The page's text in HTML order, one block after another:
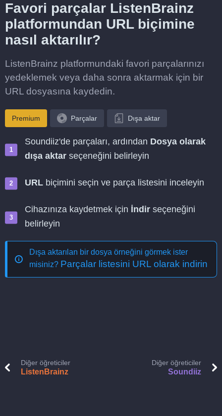
Favori parçalar ListenBrainz
platformundan URL biçimine
nasıl aktarılır?
ListenBrainz platformundaki favori parçalarınızı
yedeklemek veya daha sonra aktarmak için bir
URL dosyasına kaydedin.
Premium Parçalar Dışa aktar
Soundiiz'de parçaları, ardından Dosya olarak
dışa aktar seçeneğini belirleyin
URL biçimini seçin ve parça listesini inceleyin
Cihazınıza kaydetmek için İndir seçeneğini
belirleyin
Dışa aktarılan bir dosya örneğini görmek ister
misiniz? Parçalar listesini URL olarak indirin
Diğer öğreticiler
ListenBrainz
Diğer öğreticiler
Soundiiz